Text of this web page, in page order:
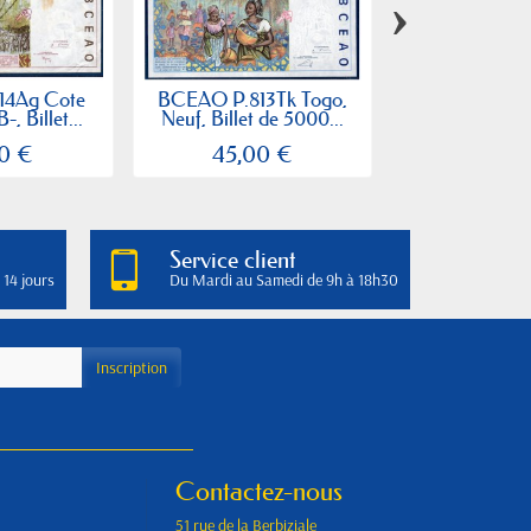
Cote
, Billet...
€
BCEAO P.813Tk Togo,
Neuf, Billet de 5000...
45,00 €
›
jours
Service client
Du Mardi au Samedi de 9h à 18h30
Contactez-nous
51 rue de la Berbiziale